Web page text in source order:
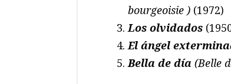
bourgeoisie ) (1972)
Los olvidados
El ángel
Bella de día (Belle